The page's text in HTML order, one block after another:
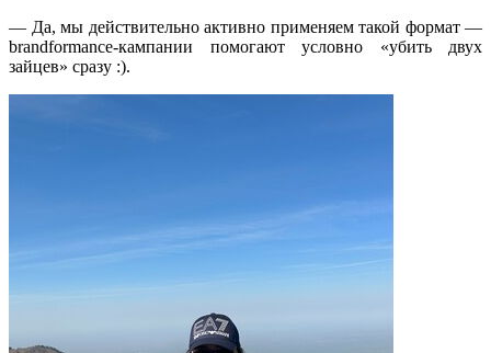
— Да, мы действительно активно применяем такой формат —
brandformance-кампании помогают условно «убить двух
зайцев» сразу :).